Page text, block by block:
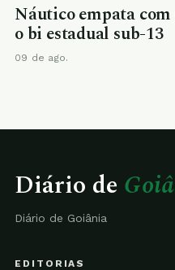
Náutico empata
o bi estadual sub-13
09 de ago.
Diário de
Diário de Goiânia
EDITORIAS